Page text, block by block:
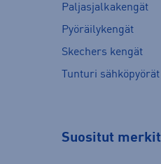
Paljasjalkakengät
Pyöräilykengät
Skechers kengät
Tunturi sähköpyörät
Suositut merkit